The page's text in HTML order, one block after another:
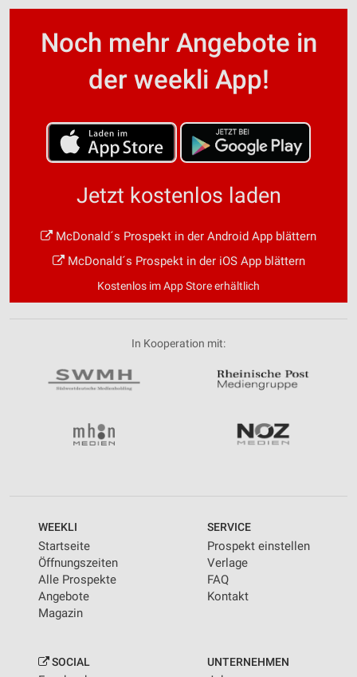
Noch mehr Angebote in
der weekli App!
Jetzt kostenlos laden
McDonald´s Prospekt in der Android App blättern
McDonald´s Prospekt in der iOS App blättern
Kostenlos im App Store erhältlich
In Kooperation mit:
WEEKLI
Startseite
Öffnungszeiten
Alle Prospekte
Angebote
Magazin
SERVICE
Prospekt einstellen
Verlage
FAQ
Kontakt
SOCIAL UNTERNEHMEN